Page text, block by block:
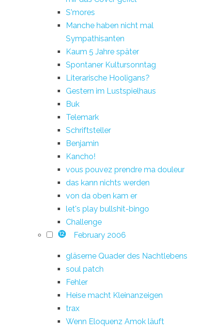
S'mores
Manche haben nicht mal
Sympathisanten
Kaum 5 Jahre später
Spontaner Kultursonntag
Literarische Hooligans?
Gestern im Lustspielhaus
Buk
Telemark
Schriftsteller
Benjamin
Kancho!
vous pouvez prendre ma douleur
das kann nichts werden
von da oben kam er
let's play bullshit-bingo
Challenge
12 February 2006
gläserne Quader des Nachtlebens
soul patch
Fehler
Heise macht Kleinanzeigen
trax
Wenn Eloquenz Amok läuft